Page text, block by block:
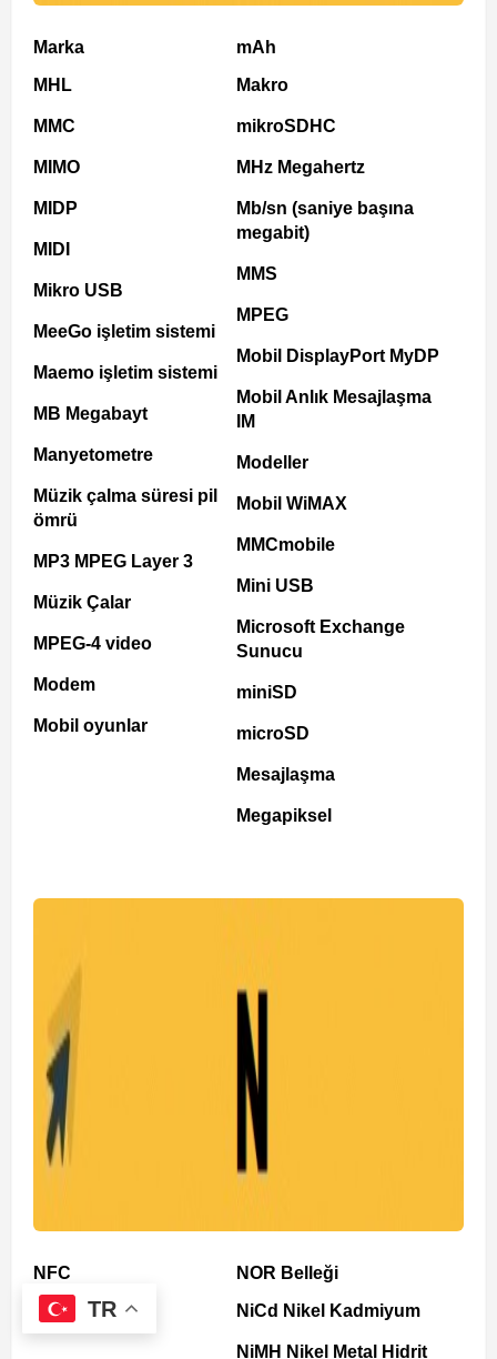
Marka
MHL
MMC
MIMO
MIDP
MIDI
Mikro USB
MeeGo işletim sistemi
Maemo işletim sistemi
MB Megabayt
Manyetometre
Müzik çalma süresi pil
ömrü
MP3 MPEG Layer 3
Müzik Çalar
MPEG-4 video
Modem
Mobil oyunlar
mAh
Makro
mikroSDHC
MHz Megahertz
Mb/sn (saniye başına
megabit)
MMS
MPEG
Mobil DisplayPort MyDP
Mobil Anlık Mesajlaşma
IM
Modeller
Mobil WiMAX
MMCmobile
Mini USB
Microsoft Exchange
Sunucu
miniSD
microSD
Mesajlaşma
Megapiksel
NFC
NAND Bellek
NOR Belleği
NiCd Nikel Kadmiyum
NiMH Nikel Metal Hidrit
TR